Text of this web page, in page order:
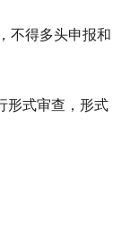
不得多头申报和
形式审查，形式